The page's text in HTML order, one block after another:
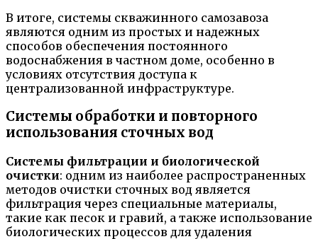
В итоге, системы скважинного самозавоза
являются одним из простых и надежных
способов обеспечения постоянного
водоснабжения в частном доме, особенно в
условиях отсутствия доступа к
централизованной инфраструктуре.
Системы обработки и повторного
использования сточных вод
Системы фильтрации и биологической
очистки: одним из наиболее распространенных
методов очистки сточных вод является
фильтрация через специальные материалы,
такие как песок и гравий, а также использование
биологических процессов для удаления